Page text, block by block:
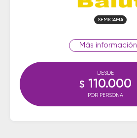
SEMICAMA
información
DESDE
$ 110.000
POR PERSONA